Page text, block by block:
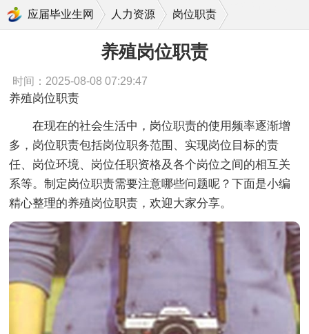
应届毕业生网 人力资源 岗位职责
养殖岗位职责
时间：2025-08-08 07:29:47
养殖岗位职责
在现在的社会生活中，岗位职责的使用频率逐渐增
多，岗位职责包括岗位职务范围、实现岗位目标的责
任、岗位环境、岗位任职资格及各个岗位之间的相互关
系等。制定岗位职责需要注意哪些问题呢？下面是小编
精心整理的养殖岗位职责，欢迎大家分享。